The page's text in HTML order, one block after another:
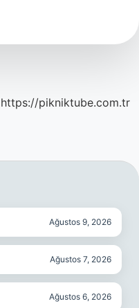
https://pikniktube.com.tr
Ağustos 9, 2026
Ağustos 7, 2026
Ağustos 6, 2026